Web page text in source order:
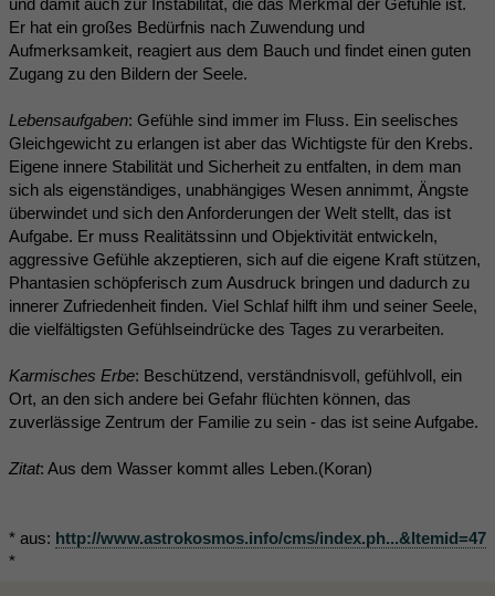
Er hat ein großes Bedürfnis nach Zuwendung und
Aufmerksamkeit, reagiert aus dem Bauch und findet einen guten
Zugang zu den Bildern der Seele.
Lebensaufgaben: Gefühle sind immer im Fluss. Ein seelisches
Gleichgewicht zu erlangen ist aber das Wichtigste für den Krebs.
Eigene innere Stabilität und Sicherheit zu entfalten, in dem man
sich als eigenständiges, unabhängiges Wesen annimmt, Ängste
überwindet und sich den Anforderungen der Welt stellt, das ist
Aufgabe. Er muss Realitätssinn und Objektivität entwickeln,
aggressive Gefühle akzeptieren, sich auf die eigene Kraft stützen,
Phantasien schöpferisch zum Ausdruck bringen und dadurch zu
innerer Zufriedenheit finden. Viel Schlaf hilft ihm und seiner Seele,
die vielfältigsten Gefühlseindrücke des Tages zu verarbeiten.
Karmisches Erbe: Beschützend, verständnisvoll, gefühlvoll, ein
Ort, an den sich andere bei Gefahr flüchten können, das
zuverlässige Zentrum der Familie zu sein - das ist seine Aufgabe.
Zitat: Aus dem Wasser kommt alles Leben.(Koran)
* aus: http://www.astrokosmos.info/cms/index.ph...&Itemid=47
*